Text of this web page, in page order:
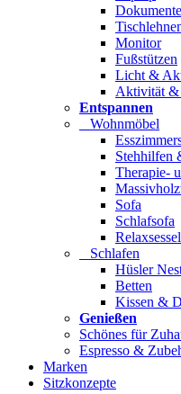
Monitor
Fußstützen
Licht &
Aktivität &
Entspannen
Wohnmöbel
Stehhilfen
Therapie-
Sofa
Schlafsofa
Relaxsessel
Schlafen
Hüsler
Betten
Kissen &
Genießen
Schönes für
Espresso &
Marken
Sitzkonzepte